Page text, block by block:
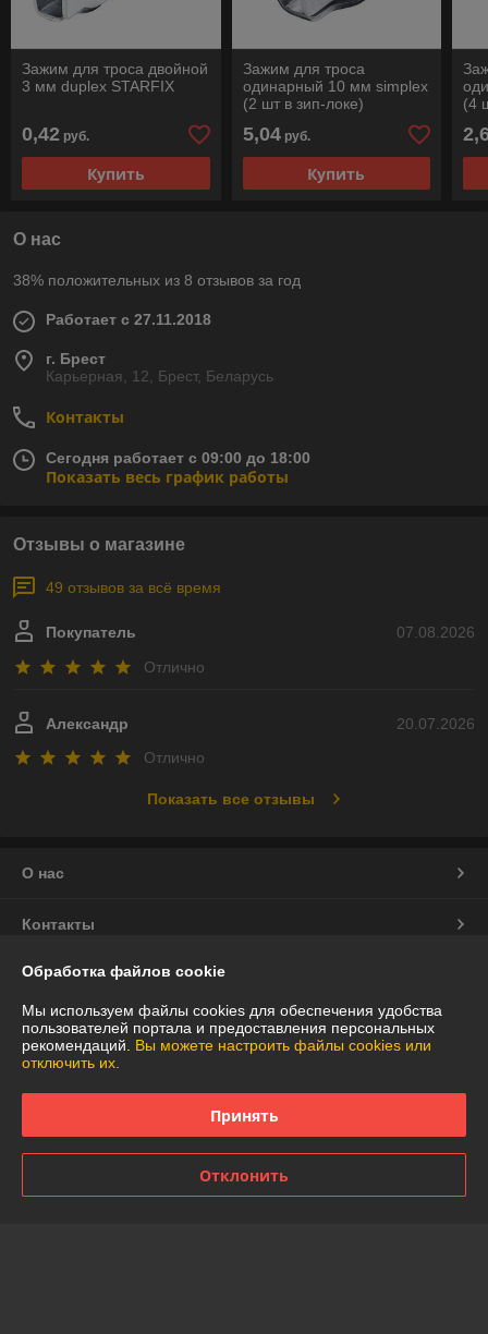
Зажим для троса двойной
3 мм duplex STARFIX
0,42 руб.
Купить
Зажим для троса
одинарный 10 мм simplex
(2 шт в зип-локе)
5,04руб.
Купить
(4
О нас
38% положительных из 8 отзывов за год
Работает с 27.11.2018
г. Брест
Карьерная, 12, Брест, Беларусь
Контакты
Сегодня работает с 09:00 до 18:00
Показать весь график работы
Отзывы о магазине
49 отзывов за всё время
07.08.2026
Покупатель
Отлично
20.07.2026
Александр
Отлично
Показать все отзывы
О нас
Контакты
Доставка и оплата
График работы
Политика обработки cookies
Сайт создан на платформе Deal.by
Обработка файлов cookie
Мы используем файлы cookies для обеспечения удобства
пользователей портала и предоставления персональных
рекомендаций. Вы можете настроить файлы cookies или
отключить их.
Принять
Отклонить